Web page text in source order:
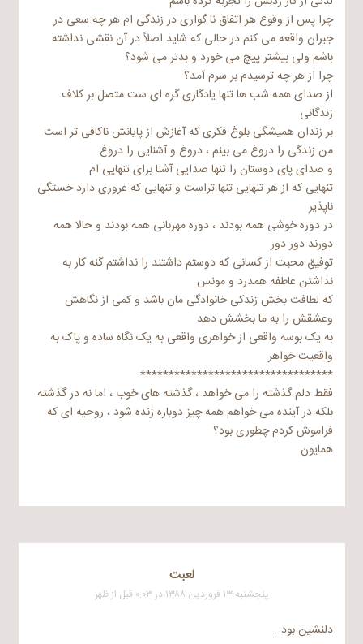
چرا پس از وقوع هر اتفاق نا گواری در زندگی ام هر چه سعی در
جبران واقعه می کنم در حالی که شاید اصلاً در آن نقشی نداشته
باشم ولی بیشتر پیچ می خورد و بدتر می شود؟
چرا از هر چه ترسیدم بر سرم آمد؟
از صدای همه شب ها تنها یادگاری گره ای ست متصل بر کلاف
زندگانی
بر زندان همیشگی بلوغ فکری که آغازش از پایانش ناکافی تر است
من زندگی را دروغ می بینم ، دروغ و آشنایی را دروغ
و صدای پای دوستان را تنها صدایی آشنا برای تنهایی ام
تنهایی که از هر تنهایی تنها تراست و تنهایی که غروری دارد خستگی
ناپذیر
در دوره خوشی همه بودند ، دوره مهربانی همه بودند و حالا همه
دورند دور دور
توفیق محبت از کسانی که دوستم داشتند را نداشتم گنه کار به
نداشتن عاطفه همدرد و مونس
که لطافت بخش زندکی خانوادگی مان باشد و کمی از نگاهش
وعشقش را به ما بخشش دهد
به یک بوسه واقعی از خواهری واقعی به یک نگاه ساده و پاک به
واقعیت خواهر
**********************************
فقط دلم گذشته را می خواهد ، گذشته های خوب ، اما نه در گذشته
بلکه در آینده می خواهم همه چیز دوباره زنده شود ، روحیه ای که
فراموش کردم چطوری بود؟
همایون
لعبت
پنجشنبه ۱۳ فروردین ۱۳۸۸ در ۰:۰۳ قبل از ظهر
دلنشین بود…